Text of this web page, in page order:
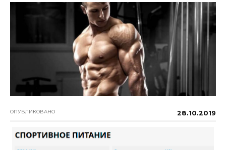
ОПУБЛИКОВАНО 28.10.2019